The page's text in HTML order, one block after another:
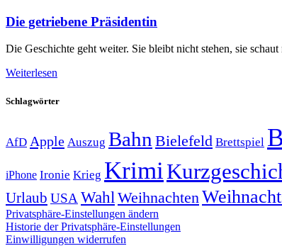
Die getriebene Präsidentin
Die Geschichte geht weiter. Sie bleibt nicht stehen, sie
Weiterlesen
Schlagwörter
AfD Apple Auszug Bahn Bielefeld Brettspiel
iPhone Ironie Krieg Krimi
Urlaub USA Wahl Weihnachten
Privatsphäre-Einstellungen ändern
Historie der Privatsphäre-Einstellungen
Einwilligungen widerrufen